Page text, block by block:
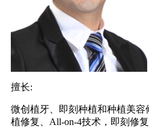
擅长:
微创植牙、即刻种植和种植美
植修复、All-on-4技术，即刻修